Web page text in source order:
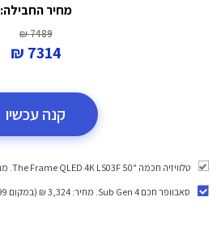
מחיר החבילה:
7489 ₪
7314 ₪
קנה עכשיו
טלוויזיה חכמה "50 ‎The Frame QLED 4K LS03F. מחיר: 3,990 ₪.
סאבוופר חכם Sub Gen 4
. מחיר: 3,324 ₪ (במקום 3,499 ₪).